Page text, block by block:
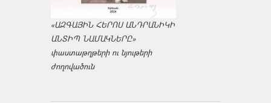
«ԱԶԳԱՅԻՆ ՀԵՐՈՍ ԱՆԴՐԱՆԻԿԻ
ԱՆՏԻՊ ՆԱՄԱԿՆԵՐԸ»
փաստաթղթերի ու նյութերի
ժողովածուն